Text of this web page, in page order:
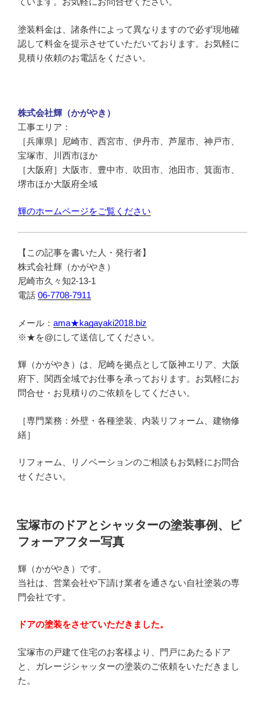
塗装料金は、諸条件によって異なりますので必ず現地確
認して料金を提示させていただいております。お気軽に
見積り依頼のお電話をください。
株式会社輝（かがやき）
工事エリア：
［兵庫県］尼崎市、西宮市、伊丹市、芦屋市、神戸市、
宝塚市、川西市ほか
［大阪府］大阪市、豊中市、吹田市、池田市、箕面市、
堺市ほか大阪府全域
輝のホームページをご覧ください
【この記事を書いた人・発行者】
株式会社輝（かがやき）
尼崎市久々知2-13-1
電話 06-7708-7911
メール： ama★kagayaki2018.biz
※★を@にして送信してください。
輝（かがやき）は、尼崎を拠点として阪神エリア、大阪
府下、関西全域でお仕事を承っております。お気軽にお
問合せ・お見積りのご依頼をしてください。
［専門業務：外壁・各種塗装、内装リフォーム、建物修
繕］
リフォーム、リノベーションのご相談もお気軽にお問合
せください。
投
稿
日:
宝塚市のドアとシャッターの塗装事例、ビ
フォーアフター写真
輝（かがやき）です。
当社は、営業会社や下請け業者を通さない自社塗装の専
門会社です。
ドアの塗装をさせていただきました。
宝塚市の戸建て住宅のお客様より、門戸にあたるドア
と、ガレージシャッターの塗装のご依頼をいただきまし
た。